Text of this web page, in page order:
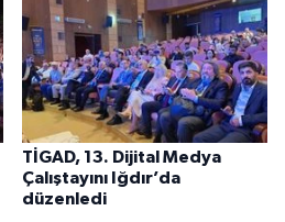
TİGAD, 13. Dijital Medya
Çalıştayını Iğdır’da
düzenledi